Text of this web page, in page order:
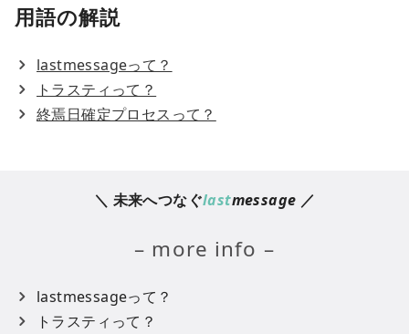
用語の解説
lastmessageって？
トラスティって？
終焉日確定プロセスって？
＼ 未来へつなぐlastmessage ／
– more info –
lastmessageって？
トラスティって？